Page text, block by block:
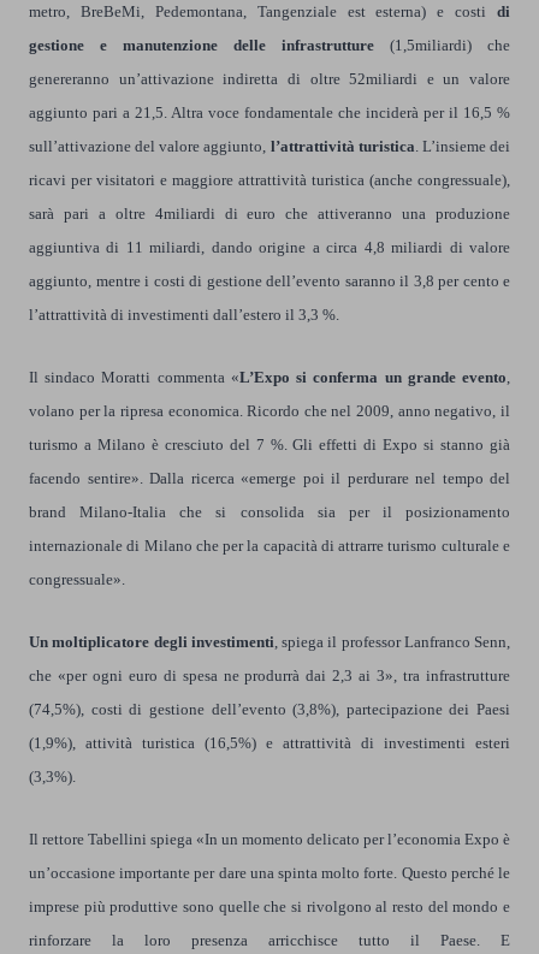
metro, BreBeMi, Pedemontana, Tangenziale est esterna) e costi di
gestione e manutenzione delle infrastrutture (1,5miliardi) che
genereranno un’attivazione indiretta di oltre 52miliardi e un valore
aggiunto pari a 21,5. Altra voce fondamentale che inciderà per il 16,5 %
sull’attivazione del valore aggiunto, l’attrattività turistica . L’insieme dei
ricavi per visitatori e maggiore attrattività turistica (anche congressuale),
sarà pari a oltre 4miliardi di euro che attiveranno una produzione
aggiuntiva di 11 miliardi, dando origine a circa 4,8 miliardi di valore
aggiunto, mentre i costi di gestione dell’evento saranno il 3,8 per cento e
l’attrattività di investimenti dall’estero il 3,3 %.
Il sindaco Moratti commenta «L’Expo si conferma un grande evento
volano per la ripresa economica. Ricordo che nel 2009, anno negativo, il
turismo a Milano è cresciuto del 7 %. Gli effetti di Expo si stanno già
facendo sentire». Dalla ricerca «emerge poi il perdurare nel tempo del
brand Milano-Italia che si consolida sia per il posizionamento
internazionale di Milano che per la capacità di attrarre turismo culturale e
congressuale».
Un moltiplicatore degli investimenti , spiega il professor Lanfranco Senn,
che «per ogni euro di spesa ne produrrà dai 2,3 ai 3», tra infrastrutture
(74,5%), costi di gestione dell’evento (3,8%), partecipazione dei Paesi
(1,9%), attività turistica (16,5%) e attrattività di investimenti esteri
(3,3%).
Il rettore Tabellini spiega «In un momento delicato per l’economia Expo è
un’occasione importante per dare una spinta molto forte. Questo perché le
imprese più produttive sono quelle che si rivolgono al resto del mondo e
rinforzare la loro presenza arricchisce tutto il Paese. E